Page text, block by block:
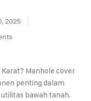
2025
Manhole cover
penting dalam
bawah tanah.